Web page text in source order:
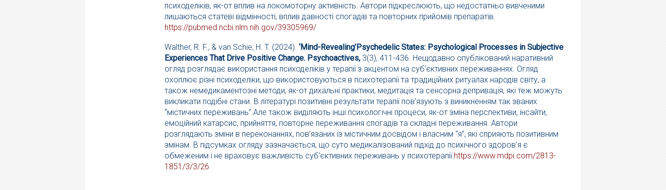
психоделіків, як-от вплив на локомоторну активність. Автори підкреслюють, що недостатньо вивченими
лишаються статеві відмінності, вплив давності спогадів та повторних прийомів препаратів.
https://pubmed.ncbi.nlm.nih.gov/39305969/
Walther, R. F., & van Schie, H. T. (2024). ‘Mind-Revealing’Psychedelic States: Psychological Processes in Subjective
Experiences That Drive Positive Change. Psychoactives, 3(3), 411-436. Нещодавно опублікований наративний
огляд розглядає використання психоделіків у терапії з акцентом на суб’єктивних переживаннях. Огляд
охоплює різні психоделіки, що використовуються в психотерапії та традиційних ритуалах народів світу, а
також немедикаментозні методи, як-от дихальні практики, медитація та сенсорна депривація, які теж можуть
викликати подібні стани. В літературі позитивні результати терапії пов’язують з виникненням так званих
“містичних переживань”.Але також виділяють інші психологічні процеси, як-от зміна перспективи, інсайти,
емоційний катарсис, прийняття, повторне переживання спогадів та складні переживання. Автори
розглядають зміни в переконаннях, пов’язаних із містичним досвідом і власним “я”, які сприяють позитивним
змінам. В підсумках огляду зазначається, що суто медикалізований підхід до психічного здоров’я є
обмеженим і не враховує важливість суб’єктивних переживань у психотерапії.https://www.mdpi.com/2813-
1851/3/3/26